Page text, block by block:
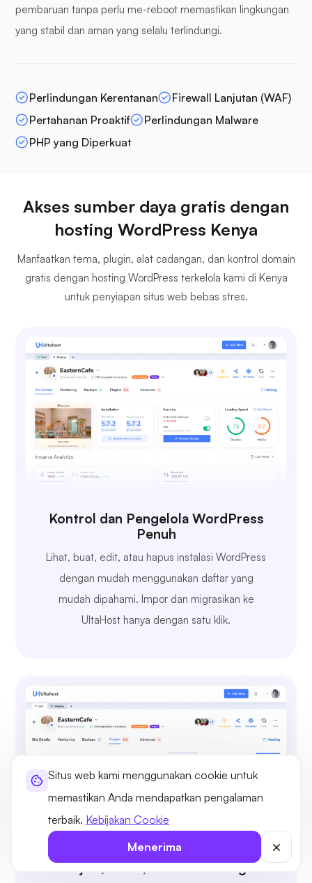
Situs web kami menggunakan cookie untuk
memastikan Anda mendapatkan pengalaman
terbaik. Kebijakan Cookie
Menerima
pembaruan tanpa perlu me-reboot memastikan lingkungan
yang stabil dan aman yang selalu terlindungi.
Perlindungan Kerentanan
Firewall Lanjutan (WAF)
Pertahanan Proaktif
Perlindungan Malware
PHP yang Diperkuat
Akses sumber daya gratis dengan
hosting WordPress Kenya
Manfaatkan tema, plugin, alat cadangan, dan kontrol domain
gratis dengan hosting WordPress terkelola kami di Kenya
untuk penyiapan situs web bebas stres.
Kontrol dan Pengelola WordPress
Penuh
Lihat, buat, edit, atau hapus instalasi WordPress
dengan mudah menggunakan daftar yang
mudah dipahami. Impor dan migrasikan ke
UltaHost hanya dengan satu klik.
Jelajahi, Instal, dan Kelola Plugin